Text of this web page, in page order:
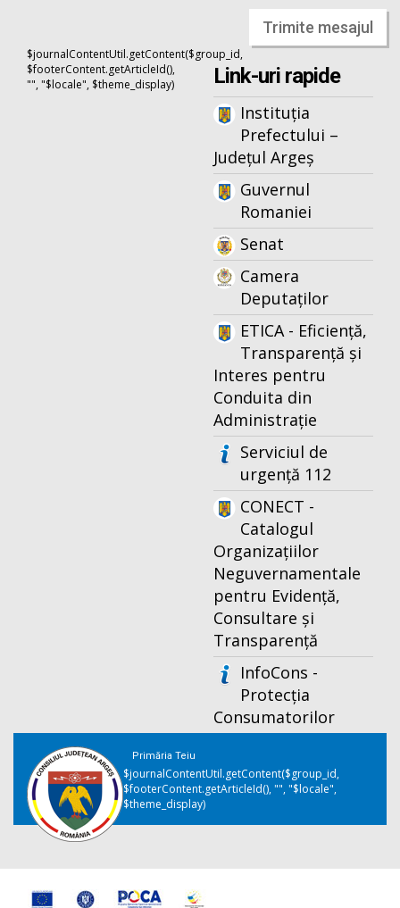
Trimite mesajul
$journalContentUtil.getContent($group_id,
$footerContent.getArticleId(),
"", "$locale", $theme_display)
Link-uri rapide
Instituția
Prefectului –
Județul Argeș
Guvernul
Romaniei
Senat
Camera
Deputaților
ETICA - Eficiență,
Transparență și
Interes pentru
Conduita din
Administrație
Serviciul de
urgență 112
CONECT -
Catalogul
Organizațiilor
Neguvernamentale
pentru Evidență,
Consultare și
Transparență
InfoCons -
Protecția
Consumatorilor
Primăria Teiu
$journalContentUtil.getContent($group_id,
$footerContent.getArticleId(), "", "$locale",
$theme_display)